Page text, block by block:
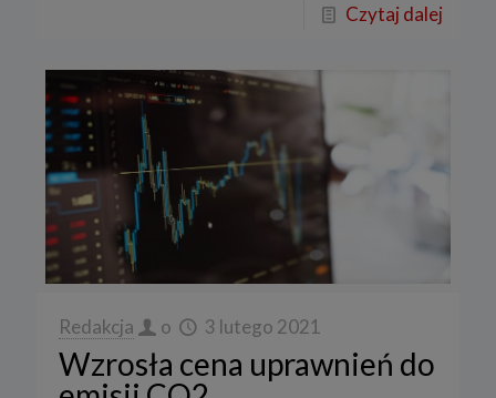
Czytaj dalej
Redakcja o 3 lutego 2021
Wzrosła cena uprawnień do